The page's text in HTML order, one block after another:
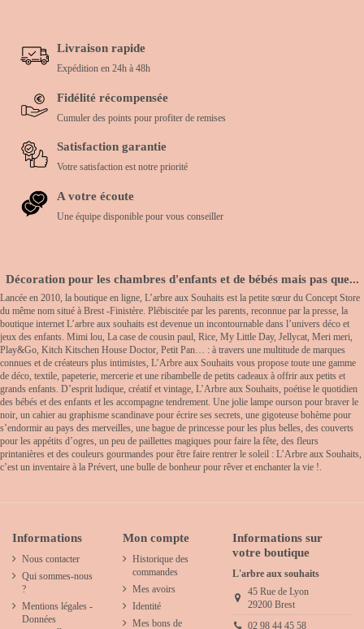
Livraison rapide
Expédition en 24h à 48h
Fidélité récompensée
Cumuler des points pour profiter de remises
Satisfaction garantie
Votre satisfaction est notre priorité
A votre écoute
Une équipe disponible pour vous conseiller
Décoration pour les chambres d'enfants et de bébés mais pas que...
Lancée en 2010, la boutique en ligne, L’arbre aux Souhaits est la petite sœur du Concept Store
du même nom situé à Brest -Finistère. Plébiscitée par les parents, reconnue par la presse, la
boutique internet L’arbre aux souhaits est devenue un incontournable dans l’univers déco et
jeux des enfants. Mimi lou, La case de cousin paul, Rice, My Little Day, Jellycat, Meri meri,
Play&Go, Kitch Kitschen House Doctor, Petit Pan… : à travers une multitude de marques
connues et de créateurs plus intimistes, L’Arbre aux Souhaits vous propose toute une gamme
de déco, textile, papeterie, mercerie et une ribambelle de petits cadeaux à offrir aux petits et
grands enfants. D’esprit ludique, créatif et vintage, L’Arbre aux Souhaits, poétise le quotidien
des bébés et des enfants et les accompagne tendrement. Une jolie lampe ourson pour braver le
noir, un cahier au graphisme scandinave pour écrire ses secrets, une gigoteuse bohème pour
s’endormir au pays des merveilles, une bague de princesse pour les plus belles, des couverts
pour les appétits d’ogres, un peu de paillettes magiques pour faire la fête, des fleurs
printanières et des couleurs gourmandes pour être faire rentrer le soleil : L’Arbre aux Souhaits,
c’est un inventaire à la Prévert, une bulle de bonheur pour rêver et enchanter la vie !.
Informations
Nous contacter
Qui sommes-nous
?
Mentions légales -
Données
Mon compte
Historique des
commandes
Mes avoirs
Identité
Mes bons de
Informations sur
votre boutique
L'arbre aux souhaits
45 Rue de Lyon
29200 Brest
02 98 44 45 58